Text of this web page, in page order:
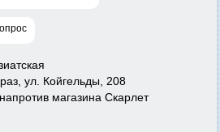
ул. Койгельды, 208
магазина Скарлет